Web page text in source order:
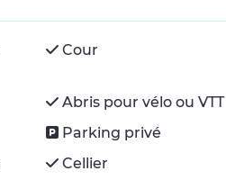
Cour
Abris pour vélo ou VTT
Parking privé
Cellier